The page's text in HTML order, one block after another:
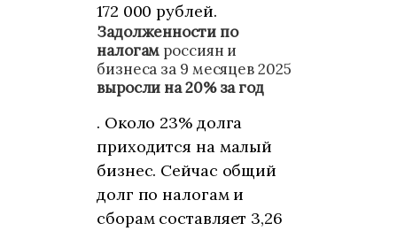
172 000 рублей.
Задолженности по
налогам россиян и
бизнеса за 9 месяцев 2025
выросли на 20% за год
. Около 23% долга
приходится на малый
бизнес. Сейчас общий
долг по налогам и
сборам составляет 3,26